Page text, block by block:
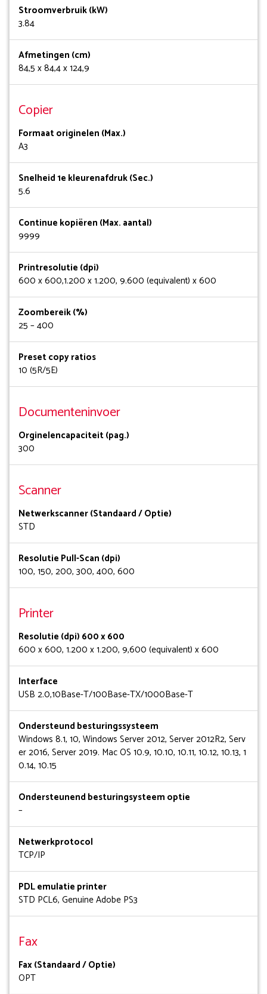
Stroomverbruik (kW)
3.84
Afmetingen (cm)
84,5 x 84,4 x 124,9
Copier
Formaat originelen (Max.)
A3
Snelheid 1e kleurenafdruk (Sec.)
5.6
Continue kopiëren (Max. aantal)
9999
Printresolutie (dpi)
600 x 600,1.200 x 1.200, 9.600 (equivalent) x 600
Zoombereik (%)
25 – 400
Preset copy ratios
10 (5R/5E)
Documenteninvoer
Orginelencapaciteit (pag.)
300
Scanner
Netwerkscanner (Standaard / Optie)
STD
Resolutie Pull-Scan (dpi)
100, 150, 200, 300, 400, 600
Printer
Resolutie (dpi) 600 x 600
600 x 600, 1.200 x 1.200, 9,600 (equivalent) x 600
Interface
USB 2.0,10Base-T/100Base-TX/1000Base-T
Ondersteund besturingssysteem
Windows 8.1, 10, Windows Server 2012, Server 2012R2, Serv
er 2016, Server 2019. Mac OS 10.9, 10.10, 10.11, 10.12, 10.13, 1
0.14, 10.15
Ondersteunend besturingsysteem optie
–
Netwerkprotocol
TCP/IP
PDL emulatie printer
STD PCL6, Genuine Adobe PS3
Fax
Fax (Standaard / Optie)
OPT